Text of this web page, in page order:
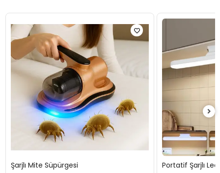
Sepete Ekle
Şarjlı Mite Süpürgesi Portatif Şarjlı